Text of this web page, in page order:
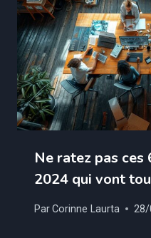
Ne ratez pas ces
2024 qui vont
ParCorinne Laurta